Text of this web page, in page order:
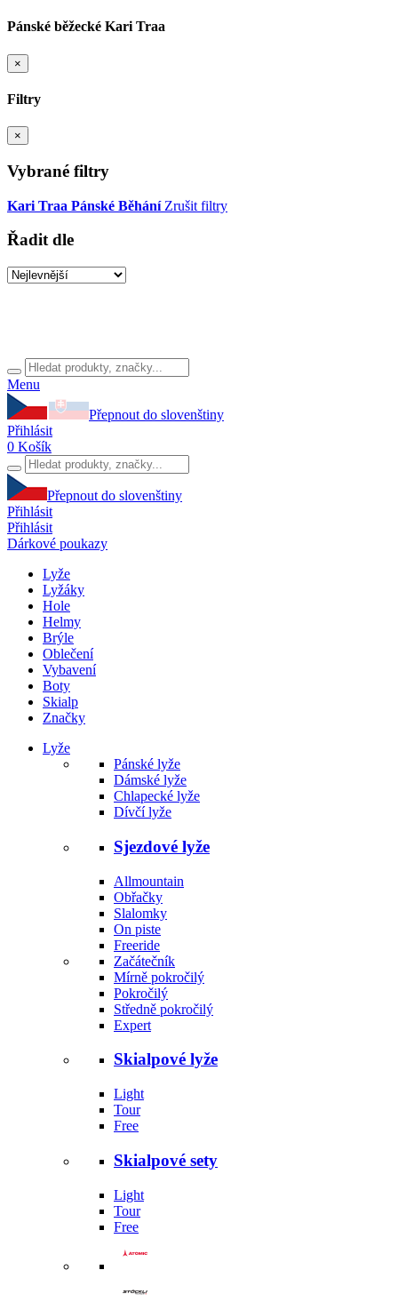
Pánské běžecké Kari Traa
×
Filtry
×
Vybrané filtry
Kari Traa Pánské Běhání Zrušit filtry
Řadit dle
Menu
Přepnout do slovenštiny
Přihlásit
0 Košík
Přepnout do slovenštiny
Přihlásit
Přihlásit
Dárkové poukazy
Lyže
Lyžáky
Hole
Helmy
Brýle
Oblečení
Vybavení
Boty
Skialp
Značky
Lyže
Pánské lyže
Dámské lyže
Chlapecké lyže
Dívčí lyže
Sjezdové lyže
Allmountain
Obřačky
Slalomky
On piste
Freeride
Začátečník
Mírně pokročilý
Pokročilý
Středně pokročilý
Expert
Skialpové lyže
Light
Tour
Free
Skialpové sety
Light
Tour
Free